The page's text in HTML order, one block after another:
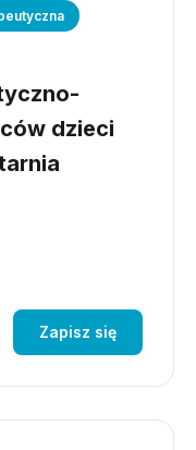
dzieci
Zapisz się